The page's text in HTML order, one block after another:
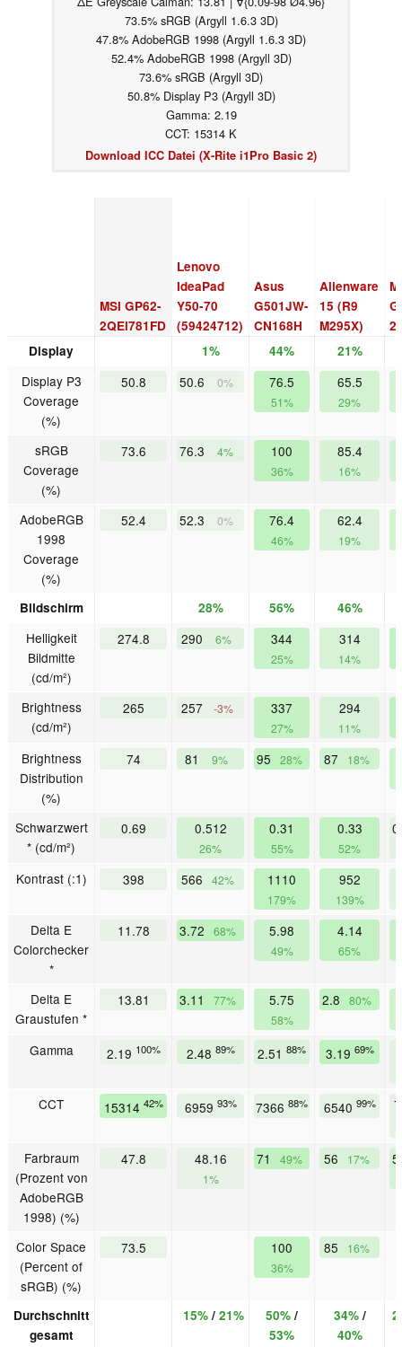
73.5% sRGB (Argyll 1.6.3 3D)
47.8% AdobeRGB 1998 (Argyll 1.6.3 3D)
52.4% AdobeRGB 1998 (Argyll 3D)
73.6% sRGB (Argyll 3D)
50.8% Display P3 (Argyll 3D)
Gamma: 2.19
CCT: 15314 K
Download ICC Datei (X-Rite i1Pro Basic 2)
MSI GP62-
2QEi781FD
Lenovo
IdeaPad
Y50-70
(59424712)
Asus
G501JW-
CN168H
Alienware
15 (R9
M295X)
Display
1% 44% 21%
Display P3
Coverage
(%)
50.8 50.6 0% 76.5
51%
65.5
29%
sRGB
Coverage
(%)
73.6 76.3 4% 100
36%
85.4
16%
AdobeRGB
1998
Coverage
(%)
52.4 52.3 0% 76.4
46%
62.4
19%
Bildschirm 28% 56% 46%
Helligkeit
Bildmitte
(cd/m²)
274.8 290 6% 344
25%
314
14%
Brightness
(cd/m²)
265 257 -3% 337
27%
294
11%
Brightness
Distribution
(%)
74 81 9% 95 28% 87 18%
Schwarzwert
* (cd/m²)
0.69 0.512
26%
0.31
55%
0.33
52%
Kontrast (:1) 398 566 42% 1110
179%
952
139%
Delta E
Colorchecker
*
11.78 3.72 68% 5.98
49%
4.14
65%
Delta E
Graustufen *
13.81 3.11 77% 5.75
58%
2.8
80%
Gamma 2.19 100% 2.48 89% 2.51 88% 3.19 69%
CCT 15314 42% 6959 93% 7366 88% 6540 99%
Farbraum
(Prozent von
AdobeRGB
1998) (%)
47.8 48.16
1%
71 49% 56 17%
Color Space
(Percent of
sRGB) (%)
73.5 100
36%
85 16%
Durchschnitt
gesamt
15%/ 21% 50% /
53%
34%/
40%